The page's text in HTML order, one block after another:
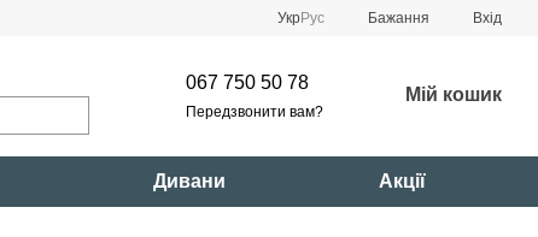
УкрРус Бажання Вхід
067 750 50 78
Передзвонити вам?
Мій кошик
Дивани Акції